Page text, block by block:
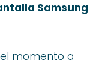
Samsung
momento a